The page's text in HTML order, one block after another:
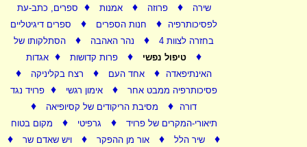
שירה ♦ פרוזה ♦ אמנות ♦
ספרים, כתב-עת
לפסיכותרפיה
♦ חנות הספרים ♦
ספרים דיגיטליים
בחזרה לצוות 4
♦ נהר האהבה ♦ הסתלקותו של
♦ טיפול נפשי ♦ פרות קדושות ♦
אגדות
האינתיפאדה
♦ אחד העם ♦ רצח בקליניקה ♦
פסיכותרפיה ממבט אחר ♦ אימון רגשי ♦
פרויד נגד
דורה
♦ מסיבת הריקודים של קסיופיאה ♦
תיאורי-המקרים של פרויד ♦ גרפיטי ♦ מקום בטוח
♦ שיר הלל ♦ אור מן ההפקר ♦ ויש שאדם שר ♦